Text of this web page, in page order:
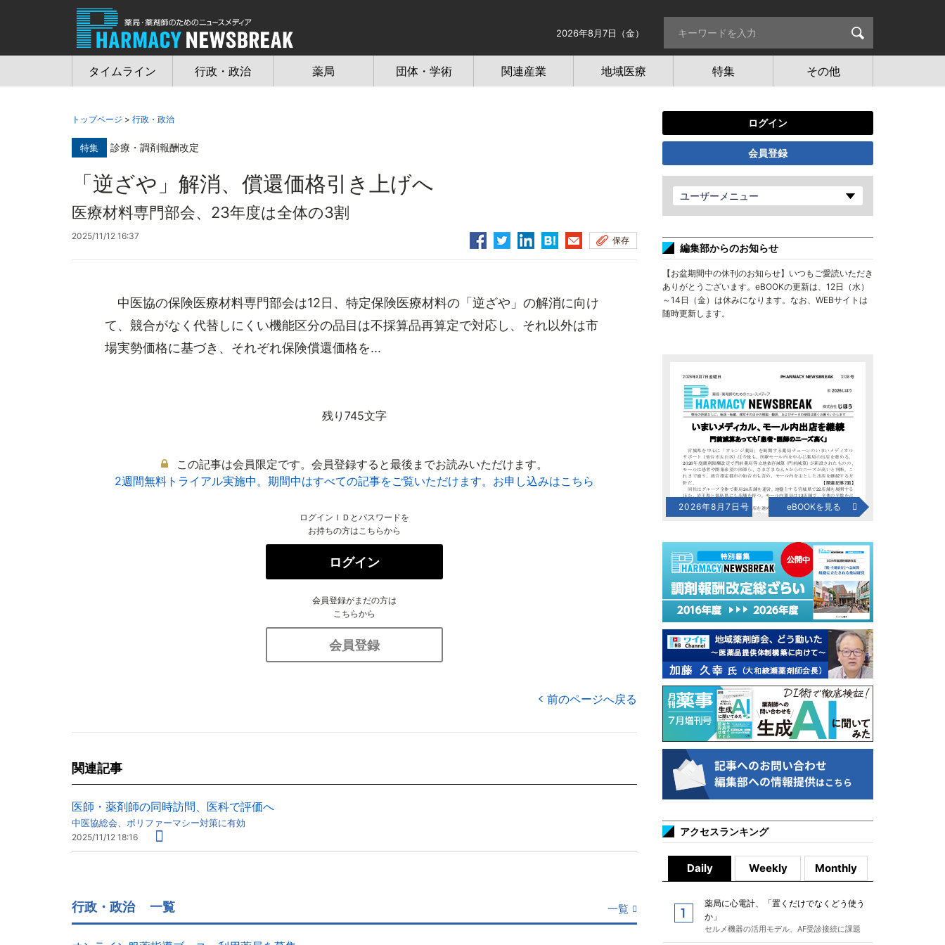
2026年8月7日（金）
タイムライン 行政・政治 薬局 団体・学術 関連産業 地域医療 特集 その他
トップページ > 行政・政治
特集 診療・調剤報酬改定
「逆ざや」解消、償還価格引き上げへ
医療材料専門部会、23年度は全体の3割
2025/11/12 16:37 保存
中医協の保険医療材料専門部会は12日、特定保険医療材料の「逆ざや」の解消に向け
て、競合がなく代替しにくい機能区分の品目は不採算品再算定で対応し、それ以外は市
場実勢価格に基づき、それぞれ保険償還価格を...
残り745文字
この記事は会員限定です。会員登録すると最後までお読みいただけます。
2週間無料トライアル実施中。期間中はすべての記事をご覧いただけます。お申し込みはこちら
ログインＩＤとパスワードを
お持ちの方はこちらから
ログイン
会員登録がまだの方は
こちらから
会員登録
前のページへ戻る
関連記事
医師・薬剤師の同時訪問、医科で評価へ
中医協総会、ポリファーマシー対策に有効
2025/11/12 18:16
行政・政治 一覧 一覧
ログイン
会員登録
ユーザーメニュー
編集部からのお知らせ
【お盆期間中の休刊のお知らせ】いつもご愛読いただき
ありがとうございます。eBOOKの更新は、12日（水）
～14日（金）は休みになります。なお、WEBサイトは
随時更新します。
2026年8月7日号 eBOOKを見る
アクセスランキング
Daily Weekly Monthly
薬局に心電計、「置くだけでなくどう使う
か」
セルメ機器の活用モデル、AF受診接続に課題